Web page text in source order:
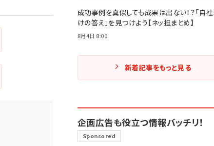
成功事例を真似しても成果は出ない！？「自
けの答え」を見つけよう【ネッ担まとめ】
8月4日 8:00
新着記事をもっと見る
企画広告も役立つ情報バッチリ！
Sponsored